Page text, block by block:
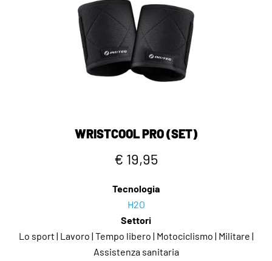
WRISTCOOL PRO (SET)
€ 19,95
Tecnologia
H2O
Settori
Lo sport | Lavoro | Tempo libero | Motociclismo | Militare |
Assistenza sanitaria